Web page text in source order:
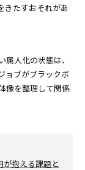
きたすおそれがあ
人化の状態は、
ョブがブラックボ
像を整理して関係
が抱える課題と